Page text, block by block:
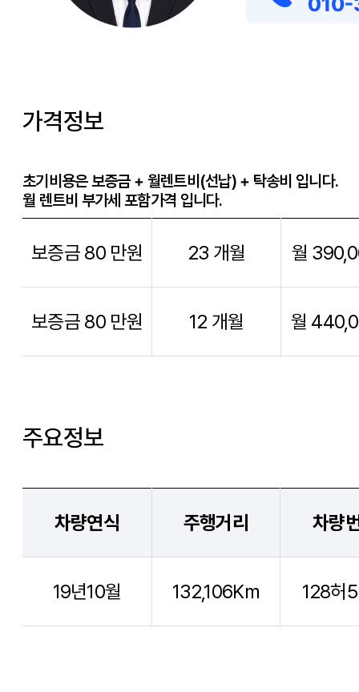
가격정보
초기비용은 보증금 + 월렌트비(선납) + 탁송비 입니다.
월 렌트비 부가세 포함가격 입니다.
보증금 80 만원 23 개월 월
보증금 80 만원 12 개월 월
주요정보
차량연식 주행거리
19년10월 132,106Km
차량
128허